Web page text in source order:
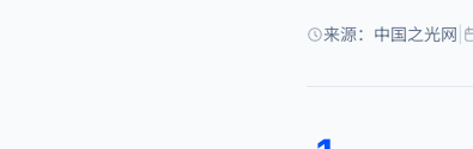
来源：中国之光网